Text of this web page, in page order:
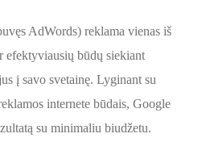
AdWords) reklama vienas iš
efektyviausių būdų siekiant
į savo svetainę. Lyginant su
internete būdais, Google
su minimaliu biudžetu.